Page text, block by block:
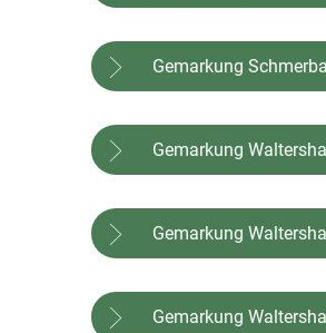
Gemarkung
Gemarkung
Gemarkung
Gemarkung